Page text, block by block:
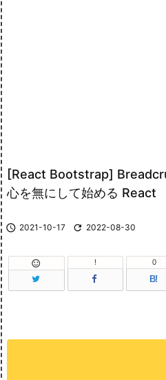
[React Bootstrap]
心を無にして始める React
 2021-10-17  2022-08-30
 !
B!
0